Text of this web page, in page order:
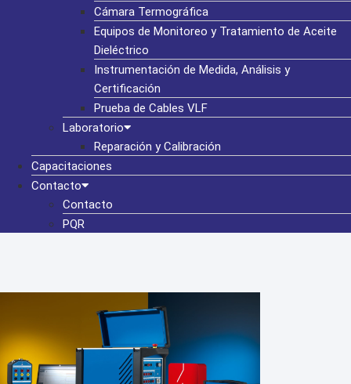
Cámara Termográfica
Equipos de Monitoreo y Tratamiento de Aceite
Dieléctrico
Instrumentación de Medida, Análisis y
Certificación
Prueba de Cables VLF
Laboratorio
Reparación y Calibración
Capacitaciones
Contacto
Contacto
PQR